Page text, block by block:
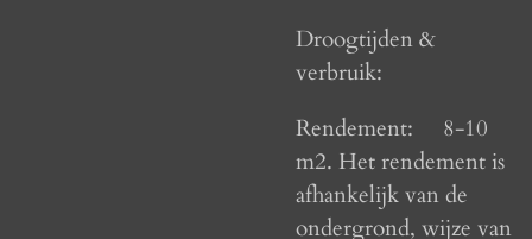
Droogtijden &
verbruik:
Rendement:
8-10
m2. Het rendement is
afhankelijk van de
ondergrond, wijze van